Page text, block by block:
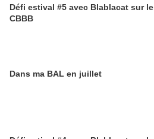
Défi estival #5 avec Blablacat sur le
CBBB
Dans ma BAL en juillet